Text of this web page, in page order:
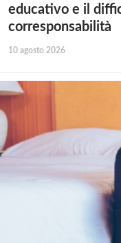
educativo e il
corresponsabilità
10 agosto 2026